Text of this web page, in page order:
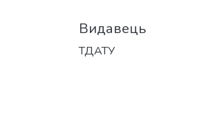
Видавець
ТДАТУ